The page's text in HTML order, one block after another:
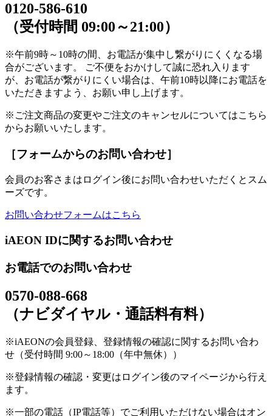
0120-586-610
（受付時間 09:00～21:00）
※午前9時～10時の間、お電話が集中し繋がりにくくなる場
合がございます。 ご不便をおかけして誠に恐れ入ります
が、お電話が繋がりにくい場合は、午前10時以降にお電話を
いただきますよう、お願い申し上げます。
※ご注文商品の変更やご注文のキャンセルについてはこちら
からお願いいたします。
［フォームからのお問い合わせ］
会員のお客さまはログイン後にお問い合わせいただくとスム
ーズです。
お問い合わせフォームはこちら
iAEON IDに関するお問い合わせ
お電話でのお問い合わせ
0570-088-668
（ナビダイヤル・通話料有料）
※iAEONの会員登録、登録情報の確認に関するお問い合わ
せ（受付時間 9:00～18:00（年中無休））
※登録情報の確認・変更はログイン後のマイページから行え
ます。
※一部の電話（IP電話等）でご利用いただけない場合はオン